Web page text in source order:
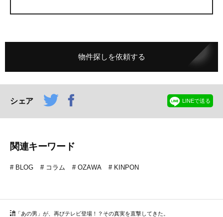
物件探しを依頼する
シェア LINEで送る
関連キーワード
BLOG コラム OZAWA KINPON
「あの男」が、再びテレビ登場！？その真実を直撃してきた。